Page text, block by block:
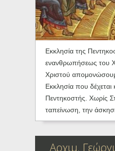
Εκκλησία της
ενανθρωπήσεως του
Χριστού
Εκκλησία που δέχεται
Πεντηκοστής. Χωρίς
ταπείνωση, την
Αρχιμ.